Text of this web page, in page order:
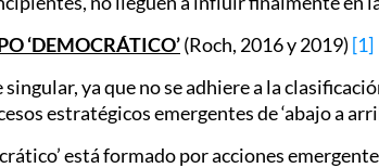
‘DEMOCRÁTICO’(Roch, 2016 y 2019) [1]
ya que no se adhiere a la
estratégicos emergentes de ‘abajo a
está formado por acciones